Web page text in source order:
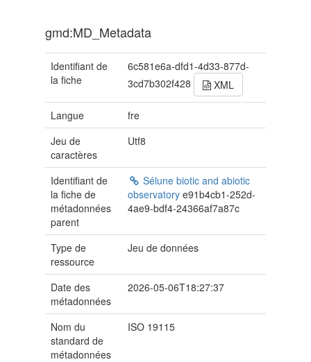
gmd:MD_Metadata
Identifiant de
la fiche
6c581e6a-dfd1-4d33-877d-
3cd7b302f428
XML
Langue
fre
Jeu de
caractères
Utf8
Identifiant de
la fiche de
métadonnées
parent
Sélune biotic and abiotic
observatorye91b4cb1-252d-
4ae9-bdf4-24366af7a87c
Type de
ressource
Jeu de données
Date des
métadonnées
2026-05-06T18:27:37
Nom du
standard de
métadonnées
ISO 19115